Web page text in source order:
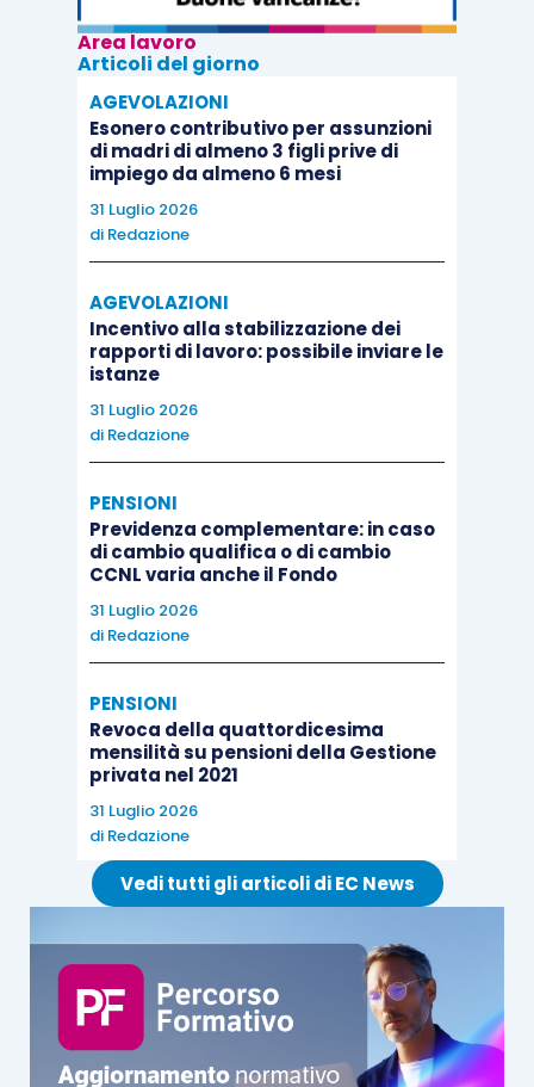
Area lavoro
Articoli del giorno
AGEVOLAZIONI
Esonero contributivo per assunzioni
di madri di almeno 3 figli prive di
impiego da almeno 6 mesi
31 Luglio 2026
di Redazione
AGEVOLAZIONI
Incentivo alla stabilizzazione dei
rapporti di lavoro: possibile inviare le
istanze
31 Luglio 2026
di Redazione
PENSIONI
Previdenza complementare: in caso
di cambio qualifica o di cambio
CCNL varia anche il Fondo
31 Luglio 2026
di Redazione
PENSIONI
Revoca della quattordicesima
mensilità su pensioni della Gestione
privata nel 2021
31 Luglio 2026
di Redazione
Vedi tutti gli articoli di EC News